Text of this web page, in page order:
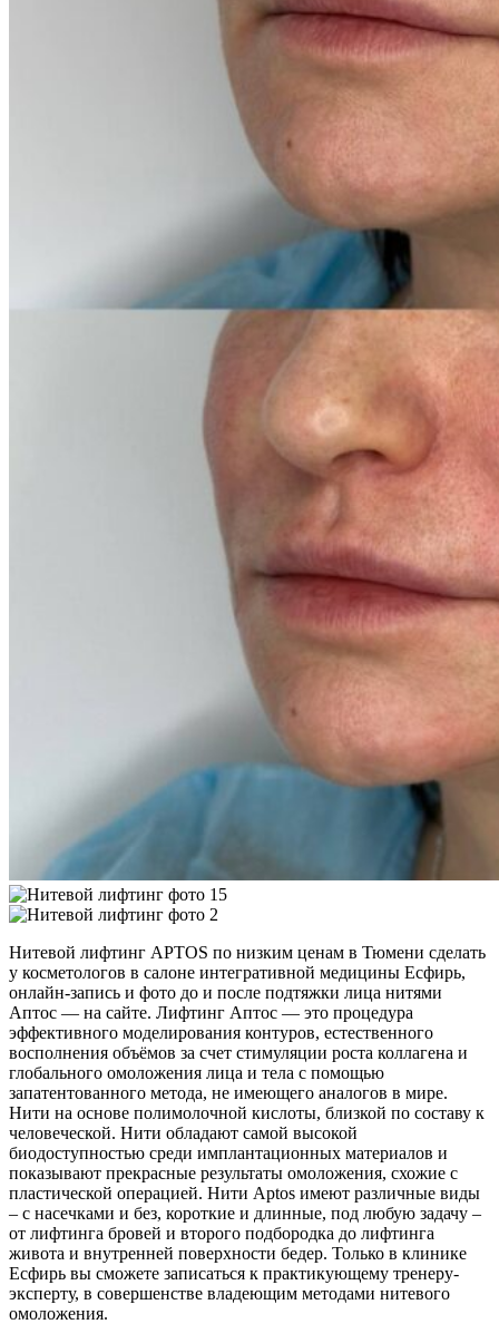
Нитевой лифтинг APTOS по низким ценам в Тюмени сделать
у косметологов в салоне интегративной медицины Есфирь,
онлайн-запись и фото до и после подтяжки лица нитями
Аптос — на сайте. Лифтинг Аптос — это процедура
эффективного моделирования контуров, естественного
восполнения объёмов за счет стимуляции роста коллагена и
глобального омоложения лица и тела с помощью
запатентованного метода, не имеющего аналогов в мире.
Нити на основе полимолочной кислоты, близкой по составу к
человеческой. Нити обладают самой высокой
биодоступностью среди имплантационных материалов и
показывают прекрасные результаты омоложения, схожие с
пластической операцией. Нити Aptos имеют различные виды
– с насечками и без, короткие и длинные, под любую задачу –
от лифтинга бровей и второго подбородка до лифтинга
живота и внутренней поверхности бедер. Только в клинике
Есфирь вы сможете записаться к практикующему тренеру-
эксперту, в совершенстве владеющим методами нитевого
омоложения.